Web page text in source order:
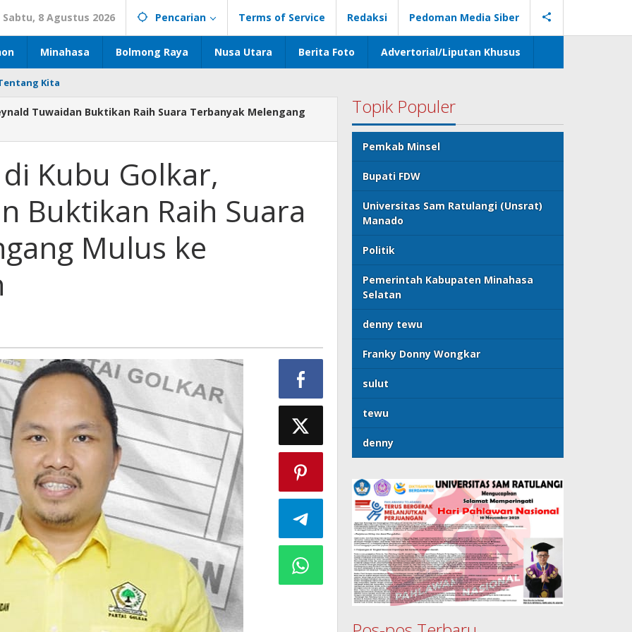
Sabtu, 8 Agustus 2026 Pencarian Terms of Service Redaksi Pedoman Media Siber
Minahasa Bolmong Raya Nusa Utara Berita Foto Advertorial/Liputan Khusus
Kita
Tuwaidan Buktikan Raih Suara Terbanyak Melengang
di Kubu Golkar,
Buktikan Raih Suara
Mulus ke
Topik Populer
Pemkab Minsel
Bupati FDW
Universitas Sam Ratulangi (Unsrat)
Manado
Politik
Pemerintah Kabupaten Minahasa
Selatan
denny tewu
Franky Donny Wongkar
sulut
tewu
denny